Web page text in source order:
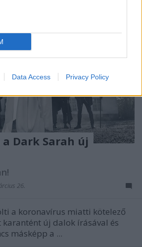
Data Access Privacy Policy
Dark Sarah új
26.
a koronavírus miatti kötelező
új dalok írásával és
másképp a ...